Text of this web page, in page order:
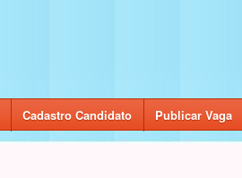
Cadastro Candidato Publicar Vaga